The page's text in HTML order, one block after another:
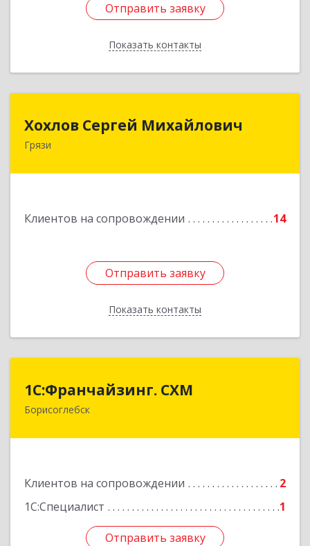
Отправить заявку
Показать контакты
Отправить заявку
Назад
Хохлов Сергей Михайлович
Грязи
Клиентов на сопровождении 14
Отправить заявку
Показать контакты
Хохлов Сергей Михайлович
Отправить заявку
Назад
1С:Франчайзинг. СХМ
Борисоглебск
Клиентов на сопровождении
2
1С:Специалист
1
Отправить заявку
397165, Воронежская обл, Борисоглебский р-н,
Отправить заявку